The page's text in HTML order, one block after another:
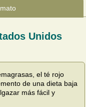
Unidos
el té rojo
de una dieta baja
más fácil y